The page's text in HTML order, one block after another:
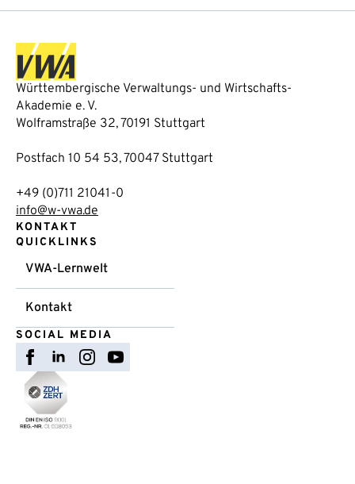
Württembergische Verwaltungs- und Wirtschafts-
Akademie e. V.
Wolframstraße 32, 70191 Stuttgart
Postfach 10 54 53, 70047 Stuttgart
+49 (0)711 21041-0
info@w-vwa.de
KONTAKT
QUICKLINKS
VWA-Lernwelt
Kontakt
SOCIAL MEDIA